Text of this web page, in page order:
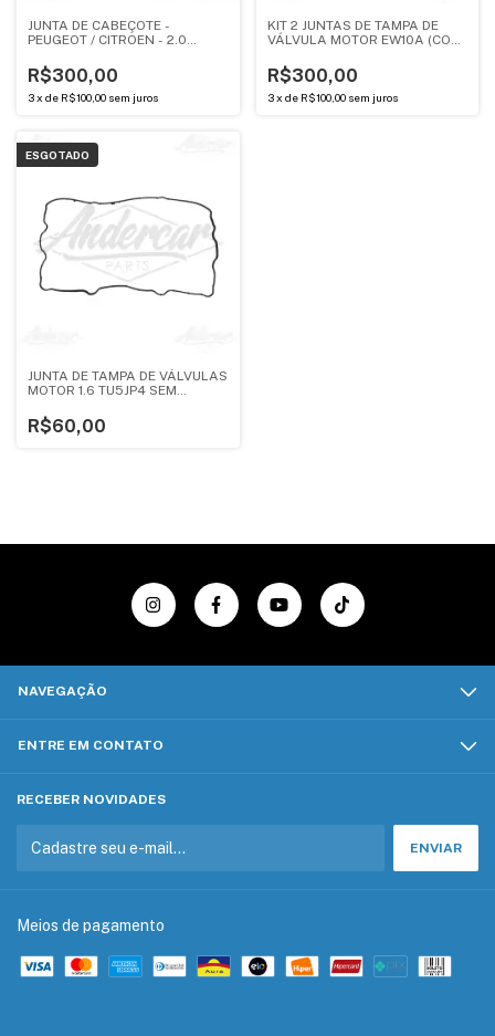
JUNTA DE CABEÇOTE -
PEUGEOT / CITROEN - 2.0
R$300,00
3x de R$100,00 sem juros
KIT 2 JUNTAS DE TAMPA DE
VÁLVULA MOTOR EW10A (COM
R$300,00
3 x de R$100,00 sem juros
ESGOTADO
JUNTA DE TAMPA DE VÁLVULAS
MOTOR 1.6 TU5JP4 SEM
R$60,00
NAVEGAÇÃO
ENTRE EM CONTATO
RECEBER NOVIDADES
Meios de pagamento